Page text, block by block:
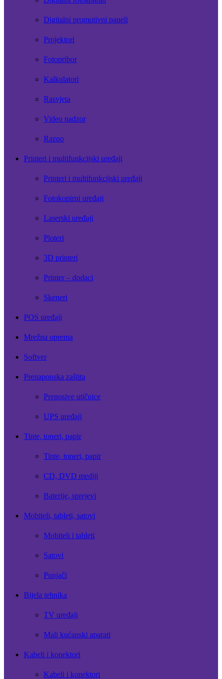
Digitalni promotivni paneli
Projektori
Fotopribor
Kalkulatori
Rasvjeta
Video nadzor
Razno
Printeri i multifunkcijski uređaji
Printeri i multifunkcijski uređaji
Fotokopirni uređaji
Laserski uređaji
Ploteri
3D printeri
Printer – dodaci
Skeneri
POS uređaji
Mrežna oprema
Softver
Prenaponska zaštita
Prenosive utičnice
UPS uređaji
Tinte, toneri, papir
Tinte, toneri, papir
CD, DVD mediji
Baterije, sprejevi
Mobiteli, tableti, satovi
Mobiteli i tableti
Satovi
Punjači
Bijela tehnika
TV uređaji
Mali kućanski aparati
Kabeli i konektori
Kabeli i konektori